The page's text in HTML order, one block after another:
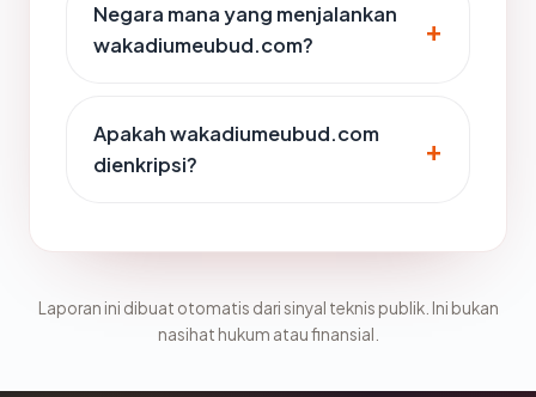
Negara mana yang menjalankan
wakadiumeubud.com?
Apakah wakadiumeubud.com
dienkripsi?
Laporan ini dibuat otomatis dari sinyal teknis publik. Ini bukan
nasihat hukum atau finansial.